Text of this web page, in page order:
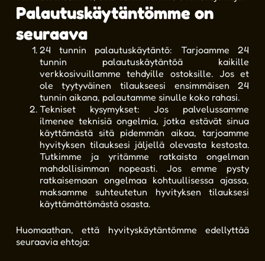
Palautuskäytäntömme on
seuraava
24 tunnin palautuskäytäntö: Tarjoamme 24
tunnin palautuskäytäntöä kaikille
verkkosivuillamme tehdyille ostoksille. Jos et
ole tyytyväinen tilaukseesi ensimmäisen 24
tunnin aikana, palautamme sinulle koko rahasi.
Tekniset kysymykset: Jos palvelussamme
ilmenee teknisiä ongelmia, jotka estävät sinua
käyttämästä sitä pidemmän aikaa, tarjoamme
hyvityksen tilauksesi jäljellä olevasta kestosta.
Tutkimme ja yritämme ratkaista ongelman
mahdollisimman nopeasti. Jos emme pysty
ratkaisemaan ongelmaa kohtuullisessa ajassa,
maksamme suhteutetun hyvityksen tilauksesi
käyttämättömästä osasta.
Huomaathan, että hyvityskäytäntömme edellyttää
seuraavia ehtoja: